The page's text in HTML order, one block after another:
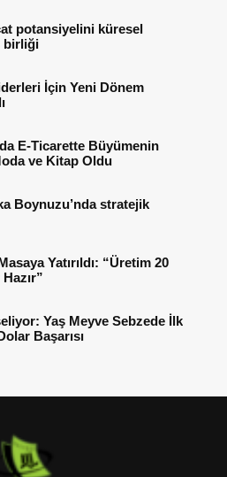
potansiyelini küresel
birliği
İçin Yeni Dönem
E-Ticarette Büyümenin
ve Kitap Oldu
Boynuzu’nda stratejik
Yatırıldı: “Üretim 20
Yaş Meyve Sebzede İlk
Başarısı